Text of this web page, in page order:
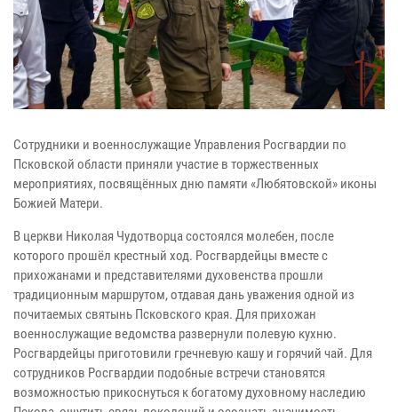
Сотрудники и военнослужащие Управления Росгвардии по
Псковской области приняли участие в торжественных
мероприятиях, посвящённых дню памяти «Любятовской» иконы
Божией Матери.
В церкви Николая Чудотворца состоялся молебен, после
которого прошёл крестный ход. Росгвардейцы вместе с
прихожанами и представителями духовенства прошли
традиционным маршрутом, отдавая дань уважения одной из
почитаемых святынь Псковского края. Для прихожан
военнослужащие ведомства развернули полевую кухню.
Росгвардейцы приготовили гречневую кашу и горячий чай. Для
сотрудников Росгвардии подобные встречи становятся
возможностью прикоснуться к богатому духовному наследию